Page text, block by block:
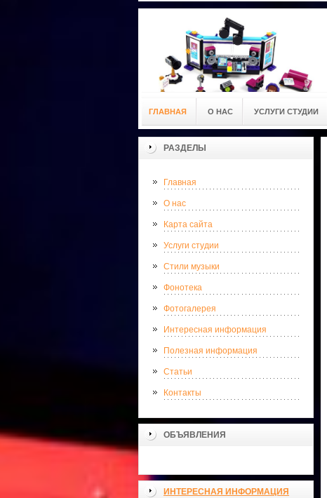
ГЛАВНАЯ О НАС УСЛУГИ СТУДИИ
РАЗДЕЛЫ
Главная
О нас
Карта сайта
Услуги студии
Стили музыки
Фонотека
Фотогалерея
Интересная информация
Полезная информация
Статьи
Контакты
ОБЪЯВЛЕНИЯ
ИНТЕРЕСНАЯ ИНФОРМАЦИЯ